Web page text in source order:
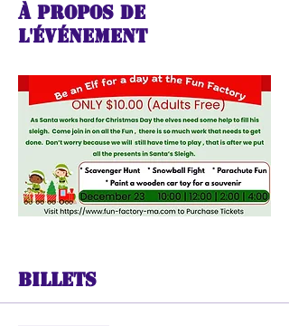
À propos de
l'événement
Billets